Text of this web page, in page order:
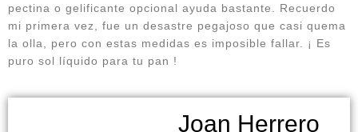
pectina o gelificante opcional ayuda bastante. Recuerdo
mi primera vez, fue un desastre pegajoso que casi quema
la olla, pero con estas medidas es imposible fallar. ¡ Es
puro sol líquido para tu pan !
Joan Herrero